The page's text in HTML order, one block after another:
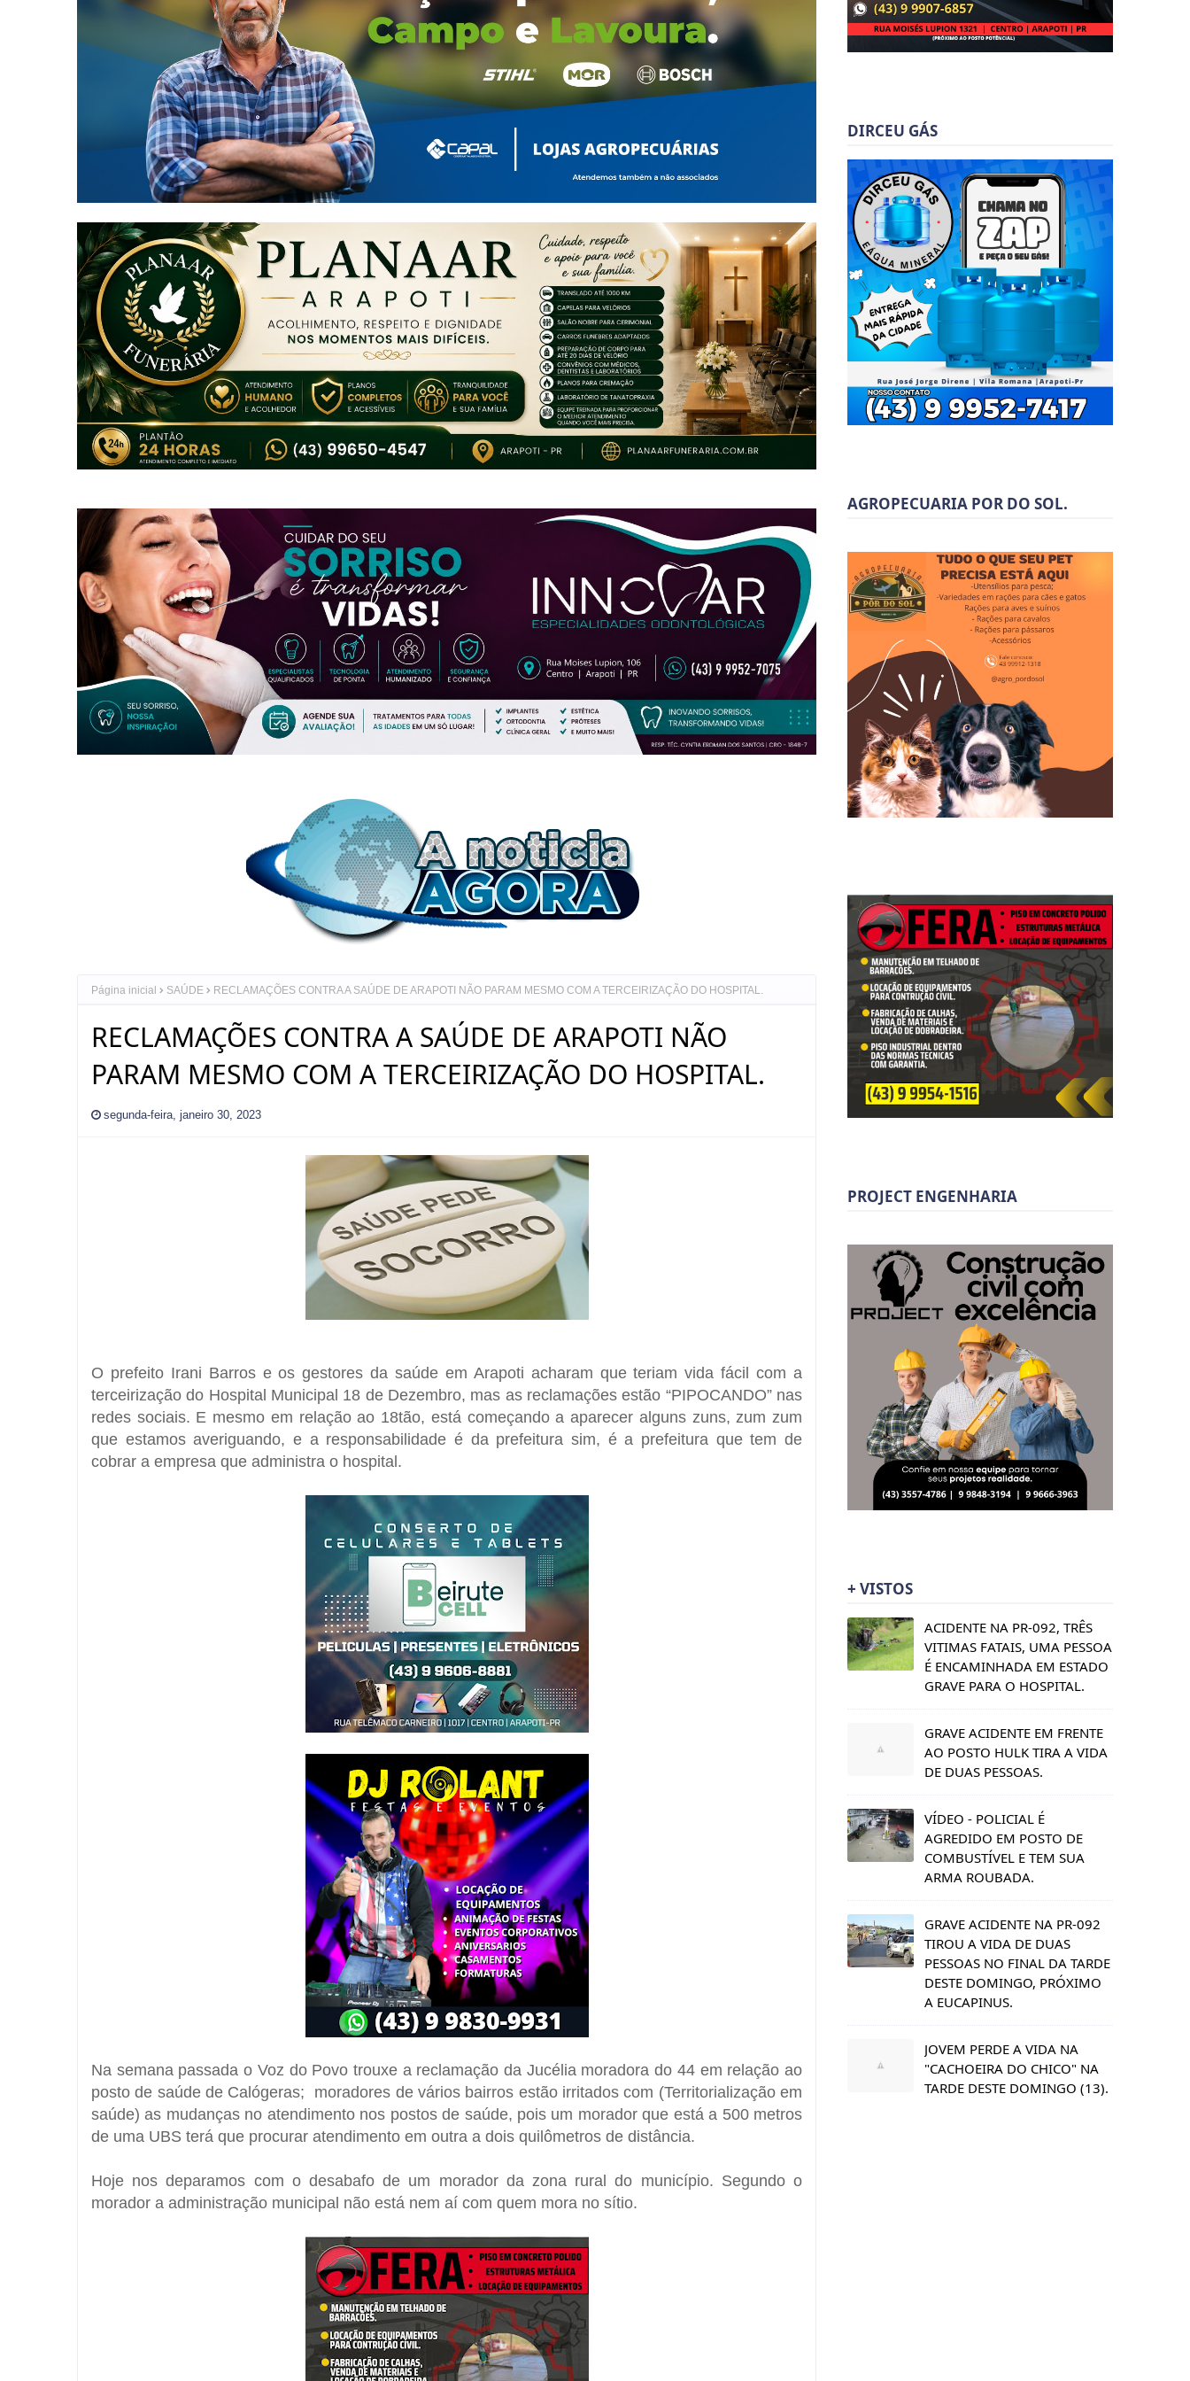
Página inicial SAÚDE RECLAMAÇÕES CONTRA A SAÚDE DE ARAPOTI NÃO PARAM MESMO COM A TERCEIRIZAÇÃO DO HOSPITAL.
RECLAMAÇÕES CONTRA A SAÚDE DE ARAPOTI NÃO
PARAM MESMO COM A TERCEIRIZAÇÃO DO HOSPITAL.
segunda-feira, janeiro 30, 2023
O prefeito Irani Barros e os gestores da saúde em Arapoti acharam que teriam vida fácil com a
terceirização do Hospital Municipal 18 de Dezembro, mas as reclamações estão “PIPOCANDO” nas
redes sociais. E mesmo em relação ao 18tão, está começando a aparecer alguns zuns, zum zum
que estamos averiguando, e a responsabilidade é da prefeitura sim, é a prefeitura que tem de
cobrar a empresa que administra o hospital.
Na semana passada o Voz do Povo trouxe a reclamação da Jucélia moradora do 44 em relação ao
posto de saúde de Calógeras; moradores de váriosbairros estão irritados com (Territorialização em
saúde) as mudanças no atendimento nos postos de saúde, pois um morador que está a 500 metros
de uma UBS terá que procurar atendimento em outra a dois quilômetros de distância.
Hoje nos deparamos com o desabafo de um morador da zona rural do município. Segundo o
morador a administração municipal não está nem aí com quem mora no sítio.
DIRCEU GÁS
AGROPECUARIA POR DO SOL.
PROJECT ENGENHARIA
+ VISTOS
ACIDENTE NA PR-092, TRÊS
VITIMAS FATAIS, UMA PESSOA
É ENCAMINHADA EM ESTADO
GRAVE PARA O HOSPITAL.
GRAVE ACIDENTE EM FRENTE
AO POSTO HULK TIRA A VIDA
DE DUAS PESSOAS.
VÍDEO - POLICIAL É
AGREDIDO EM POSTO DE
COMBUSTÍVEL E TEM SUA
ARMA ROUBADA.
GRAVE ACIDENTE NA PR-092
TIROU A VIDA DE DUAS
PESSOAS NO FINAL DA TARDE
DESTE DOMINGO, PRÓXIMO
A EUCAPINUS.
JOVEM PERDE A VIDA NA
"CACHOEIRA DO CHICO" NA
TARDE DESTE DOMINGO (13).